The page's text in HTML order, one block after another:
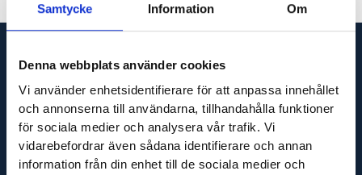
Samtycke Information Om
Denna webbplats använder cookies
Vi använder enhetsidentifierare för att anpassa innehållet
och annonserna till användarna, tillhandahålla funktioner
för sociala medier och analysera vår trafik. Vi
vidarebefordrar även sådana identifierare och annan
information från din enhet till de sociala medier och
Vi är din fullservicepartner som levererar produkter
till hela Sverige och utför servicetjänster runt om i
Västsverige.